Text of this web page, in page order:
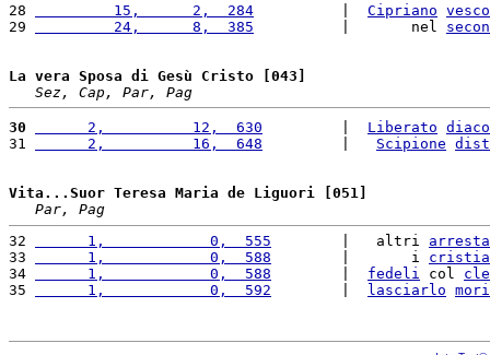
28
         15,      2,  284
Cipriano
29
         24,      8,  385
          |       nel
La vera Sposa di Gesù Cristo [043]
Sez, Cap, Par, Pag
30
      2,          12,  630
Liberato
31
      2,          16,  648
Scipione
Vita...Suor Teresa Maria de Liguori [051]
Par, Pag
32
      1,            0,  555
        |   altri
33
      1,            0,  588
        |       i
34
      1,            0,  588
fedeli col
35
      1,            0,  592
lasciarlo